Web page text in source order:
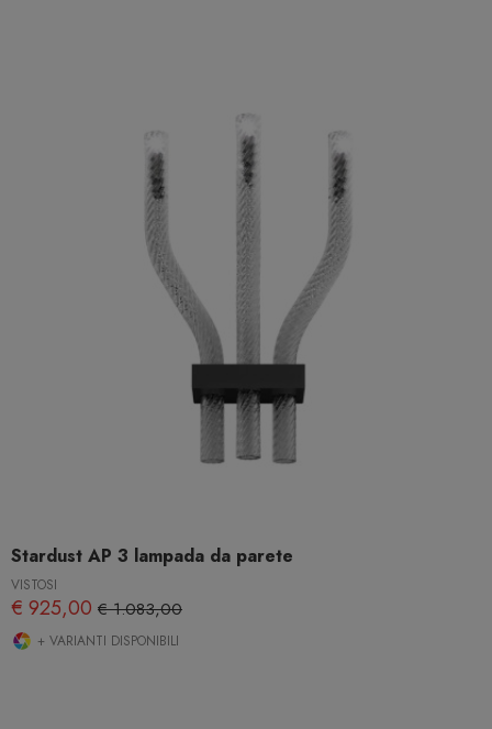
Stardust AP 3 lampada da parete
VISTOSI
€ 925,00 € 1.083,00
+ VARIANTI DISPONIBILI